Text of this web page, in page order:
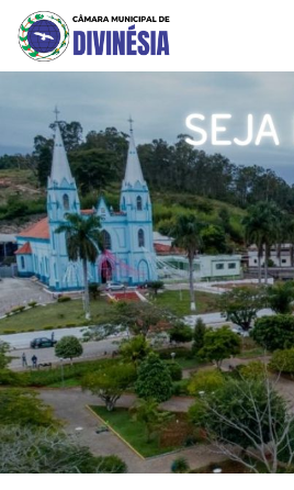
EDITAIS DE CONVOCAÇÃO
TRANSPARÊNCIA
LEGISLAÇÃO
LICITAÇÃO